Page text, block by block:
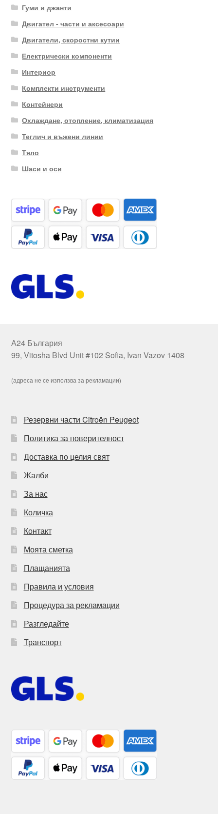
Гуми и джанти
Двигател - части и аксесоари
Двигатели, скоростни кутии
Електрически компоненти
Интериор
Комплекти инструменти
Контейнери
Охлаждане, отопление, климатизация
Теглич и въжени линии
Тяло
Шаси и оси
А24 България
99, Vitosha Blvd Unit #102 Sofia, Ivan Vazov 1408
(адреса не се използва за рекламации)
Резервни части Citroën Peugeot
Политика за поверителност
Доставка по целия свят
Жалби
За нас
Количка
Контакт
Моята сметка
Плащанията
Правила и условия
Процедура за рекламации
Разгледайте
Транспорт